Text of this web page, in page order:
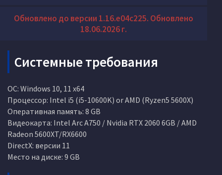
Обновлено до версии 1.16.e04c225. Обновлено
18.06.2026 г.
Системные требования
ОС: Windows 10, 11 x64
Процессор: Intel i5 (i5-10600K) or AMD (Ryzen5 5600X)
Оперативная память: 8 GB
Видеокарта: Intel Arc A750 / Nvidia RTX 2060 6GB / AMD
Radeon 5600XT/RX6600
DirectX: версии 11
Место на диске: 9 GB